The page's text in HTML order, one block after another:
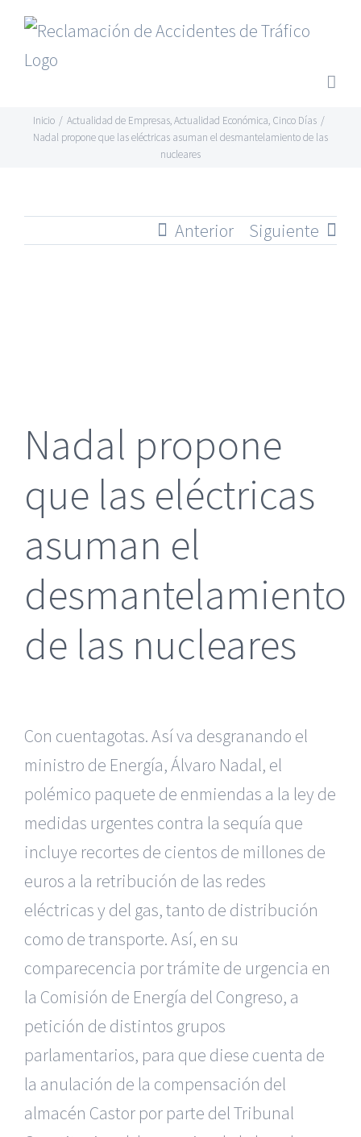
Saltar
contenido
Inicio / Actualidad de Empresas,Actualidad Económica, Cinco Días /
Nadal propone que las eléctricas asuman el desmantelamiento de las
nucleares
Anterior Siguiente
Nadal propone
que las eléctricas
asuman el
desmantelamiento
de las nucleares
Con cuentagotas. Así va desgranando el
ministro de Energía, Álvaro Nadal, el
polémico paquete de enmiendas a la ley de
medidas urgentes contra la sequía que
incluye recortes de cientos de millones de
euros a la retribución de las redes
eléctricas y del gas, tanto de distribución
como de transporte. Así, en su
comparecencia por trámite de urgencia en
la Comisión de Energía del Congreso, a
petición de distintos grupos
parlamentarios, para que diese cuenta de
la anulación de la compensación del
almacén Castor por parte del Tribunal